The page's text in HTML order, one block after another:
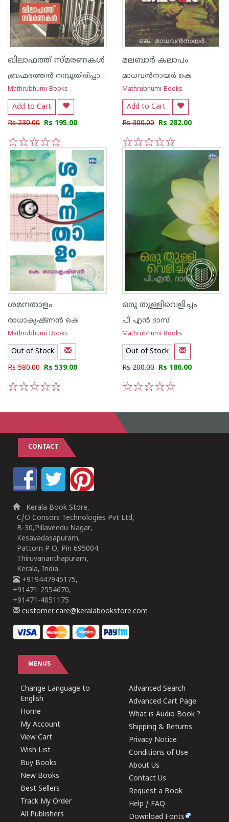
ഖിലാഫത്ത് സ്മരണകള്‍
ബ്രഹ്മദത്തന്‍ നമ്പൂതിരിപ്പാട് മോഴികുന്നത്ത്‌
Mathrubhumi Books
Add to Cart
Rs 230.00 Rs 195.00
5
4
3
2
1
മലബാര്‍ കലാപം
മാധവന്‍നായര്‍ കെ
Mathrubhumi Books
Add to Cart
Rs 300.00 Rs 282.00
5
4
3
2
1
ശമനതാളം
രാധാകൃഷ്ണന്‍ കെ
Mathrubhumi Books
Out of Stock
Rs 580.00 Rs 539.00
ഒരു തുള്ളിവെളിച്ചം
പി എ‌ന്‍ ദാസ്
Mathrubhumi Books
Out of Stock
Rs 200.00 Rs 186.00
CONTACT
Kerala Book Store,
C/O Consors Technologies Pvt Ltd,
B-30,Pillaveedu Nagar,
Kesavadasapuram,
Pattom P O, Pin 695004
Thiruvananthapuram,
Kerala, India.
+919447945175,
+91471-2554670,
+91471-4851175
customer.care@keralabookstore.com
MENUS
Change Language to
English
Home
My Account
View Cart
Wish List
Buy Books
New Books
Best Sellers
Track My Order
All Publishers
Advanced Search
Advanced Cart Page
What is Audio Book ?
Shipping & Returns
Privacy Notice
Conditions of Use
About Us
Contact Us
Request a Book
Help / FAQ
Download Fonts